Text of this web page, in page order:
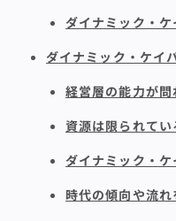
ダイナミック・
ダイナミック・ケイ
経営層の能力が問
資源は限られてい
ダイナミック・
時代の傾向や流